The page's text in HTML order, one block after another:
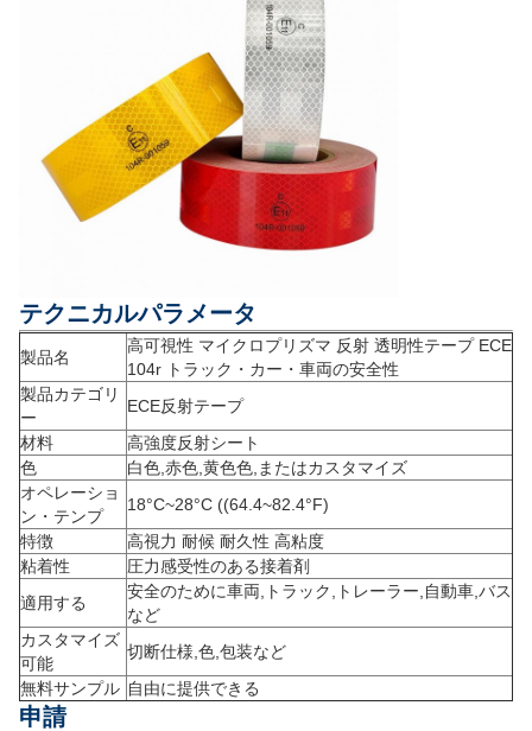
テクニカルパラメータ
製品名
高可視性 マイクロプリズマ 反射 透明性テープ ECE
104r トラック・カー・車両の安全性
製品カテゴリ
ー
ECE反射テープ
材料
高強度反射シート
色
白色,赤色,黄色色,またはカスタマイズ
オペレーショ
ン・テンプ
18°C~28°C ((64.4~82.4°F)
特徴
高視力 耐候 耐久性 高粘度
粘着性
圧力感受性のある接着剤
適用する
安全のために車両,トラック,トレーラー,自動車,バス
など
カスタマイズ
可能
切断仕様,色,包装など
無料サンプル 自由に提供できる
申請